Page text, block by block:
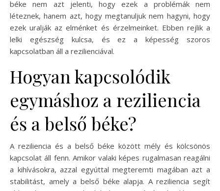
béke nem azt jelenti, hogy ezek a problémák nem
léteznek, hanem azt, hogy megtanuljuk nem hagyni, hogy
ezek uralják az elménket és érzelmeinket. Ebben rejlik a
lelki egészség kulcsa, és ez a képesség szoros
kapcsolatban áll a rezilienciával.
Hogyan kapcsolódik
egymáshoz a reziliencia
és a belső béke?
A reziliencia és a belső béke között mély és kölcsönös
kapcsolat áll fenn. Amikor valaki képes rugalmasan reagálni
a kihívásokra, azzal egyúttal megteremti magában azt a
stabilitást, amely a belső béke alapja. A reziliencia segít